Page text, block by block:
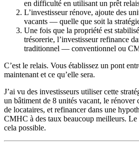
en difficulté en utilisant un prêt
L’investisseur rénove, ajoute des
vacants — quelle que soit la
Une fois que la propriété est
trésorerie, l’investisseur refinance
traditionnel — conventionnel ou
C’est le relais. Vous établissez un pont
maintenant et ce qu’elle sera.
J’ai vu des investisseurs utiliser cette
un bâtiment de 8 unités vacant, le rénover
de locataires, et refinancer dans une
CMHC à des taux beaucoup meilleurs. Le
cela possible.